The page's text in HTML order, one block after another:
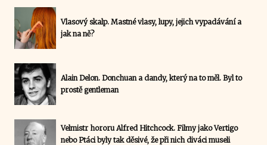
Vlasový skalp. Mastné vlasy, lupy, jejich vypadávání a
jak na ně?
Alain Delon. Donchuan a dandy, který na to měl. Byl to
prostě gentleman
Velmistr hororu Alfred Hitchcock. Filmy jako Vertigo
nebo Ptáci byly tak děsivé, že při nich diváci museli